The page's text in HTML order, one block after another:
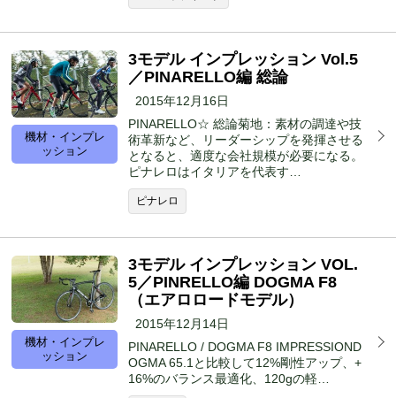
機材・インプレ
ッション
3モデル インプレッション Vol.5
／PINARELLO編 総論
2015年12月16日
PINARELLO☆ 総論菊地：素材の調達や技
術革新など、リーダーシップを発揮させる
となると、適度な会社規模が必要になる。
ピナレロはイタリアを代表す…
ピナレロ
機材・インプレ
ッション
3モデル インプレッション VOL.
5／PINRELLO編 DOGMA F8
（エアロロードモデル）
2015年12月14日
PINARELLO / DOGMA F8 IMPRESSIOND
OGMA 65.1と比較して12%剛性アップ、+
16%のバランス最適化、120gの軽…